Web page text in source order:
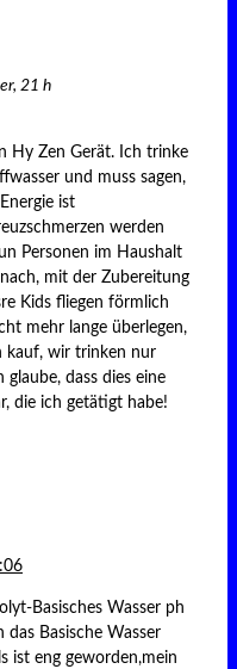
21 h
Hy Zen Gerät. Ich trinke
und muss sagen,
ist
werden
Personen im Haushalt
mit der Zubereitung
Kids fliegen förmlich
mehr lange überlegen,
kauf, wir trinken nur
glaube, dass dies eine
die ich getätigt habe!
Basisches Wasser ph
das Basische Wasser
ist eng geworden,mein